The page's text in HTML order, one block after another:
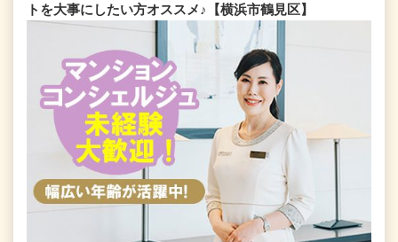
トを大事にしたい方オススメ♪【横浜市鶴見区】